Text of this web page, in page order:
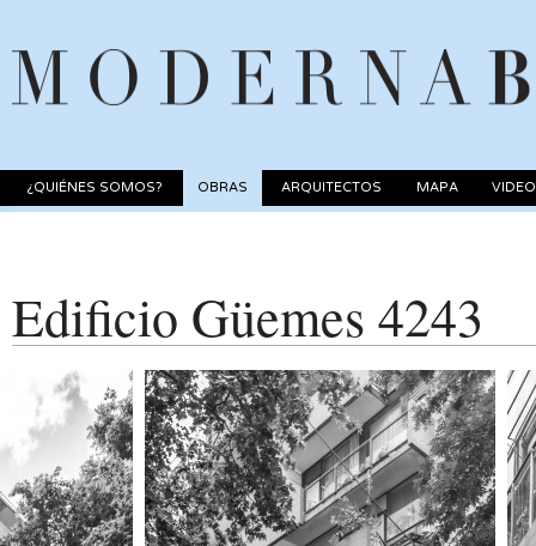
¿QUIÉNES SOMOS? OBRAS ARQUITECTOS MAPA
Edificio Güemes 4243